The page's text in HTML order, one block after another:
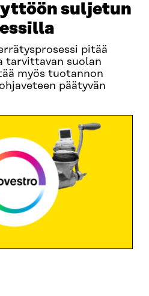
suljetun
pitää
tarvittavan suolan
myös tuotannon
päätyvän